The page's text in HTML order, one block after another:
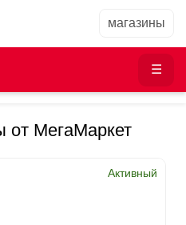
от МегаМаркет
Активный